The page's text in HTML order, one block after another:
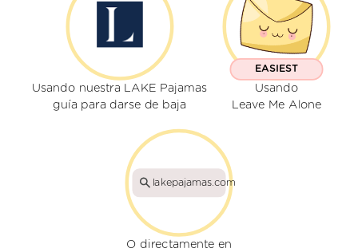
Usando nuestra LAKE Pajamas
guía para darse de baja
EASIEST
Usando
Leave Me Alone
lakepajamas.com
O directamente en